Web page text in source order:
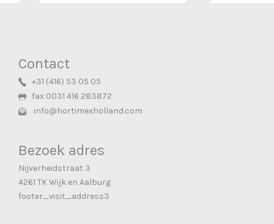
Contact
+31 (416) 53 05 05
fax 0031 416 283872
info@hortimexholland.com
Bezoek adres
Nijverheidstraat 3
4261 TK Wijk en Aalburg
footer_visit_address3